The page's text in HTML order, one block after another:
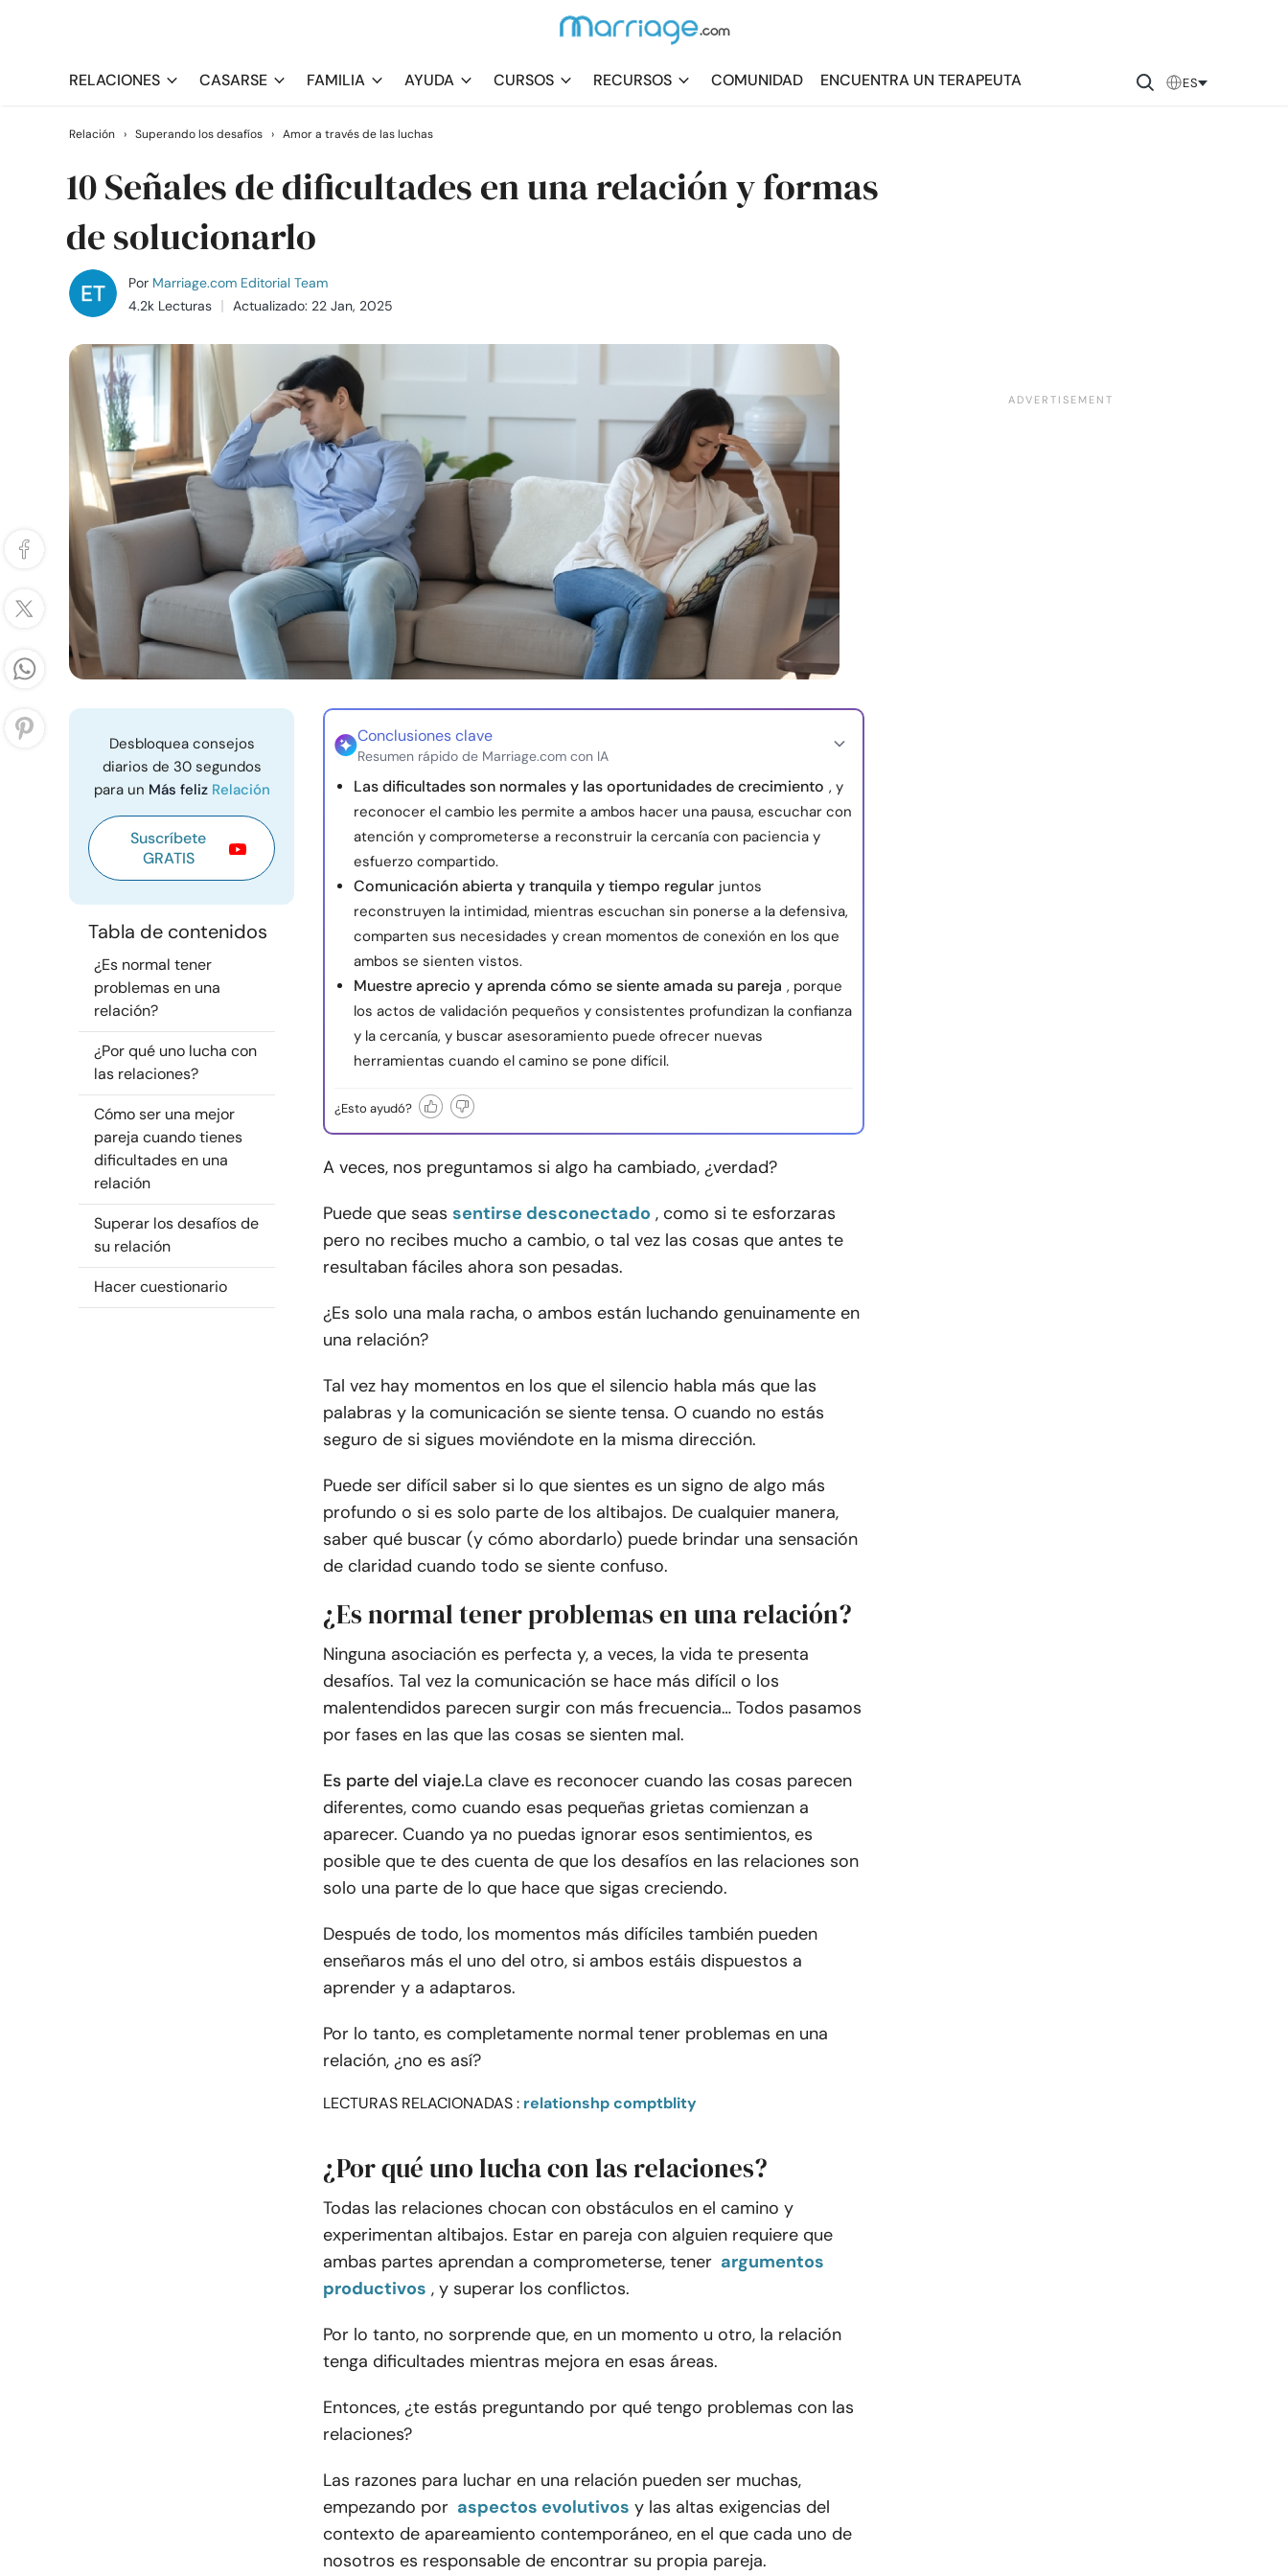
RELACIONES CASARSE FAMILIA AYUDA CURSOS RECURSOS COMUNIDAD ENCUENTRA UN TERAPEUTA ES
Relación › Superando los desafíos › Amor a través de las luchas
10 Señales de dificultades en una relación y formas
de solucionarlo
Por Marriage.com Editorial Team
4.2k Lecturas
Actualizado: 22 Jan, 2025
Desbloquea consejos
diarios de 30 segundos
para un Más feliz Relación
Suscríbete
GRATIS
Tabla de contenidos
¿Es normal tener
problemas en una
relación?
¿Por qué uno lucha con
las relaciones?
Cómo ser una mejor
pareja cuando tienes
dificultades en una
relación
Superar los desafíos de
su relación
Hacer cuestionario
Conclusiones clave
Resumen rápido de Marriage.com con IA
Las dificultades son normales y las oportunidades de crecimiento , y
reconocer el cambio les permite a ambos hacer una pausa, escuchar con
atención y comprometerse a reconstruir la cercanía con paciencia y
esfuerzo compartido.
Comunicación abierta y tranquila y tiempo regular juntos
reconstruyen la intimidad, mientras escuchan sin ponerse a la defensiva,
comparten sus necesidades y crean momentos de conexión en los que
ambos se sienten vistos.
Muestre aprecio y aprenda cómo se siente amada su pareja , porque
los actos de validación pequeños y consistentes profundizan la confianza
y la cercanía, y buscar asesoramiento puede ofrecer nuevas
herramientas cuando el camino se pone difícil.
¿Esto ayudó?
A veces, nos preguntamos si algo ha cambiado, ¿verdad?
Puede que seas sentirse desconectado , como si te esforzaras
pero no recibes mucho a cambio, o tal vez las cosas que antes te
resultaban fáciles ahora son pesadas.
¿Es solo una mala racha, o ambos están luchando genuinamente en
una relación?
Tal vez hay momentos en los que el silencio habla más que las
palabras y la comunicación se siente tensa. O cuando no estás
seguro de si sigues moviéndote en la misma dirección.
Puede ser difícil saber si lo que sientes es un signo de algo más
profundo o si es solo parte de los altibajos. De cualquier manera,
saber qué buscar (y cómo abordarlo) puede brindar una sensación
de claridad cuando todo se siente confuso.
¿Es normal tener problemas en una relación?
Ninguna asociación es perfecta y, a veces, la vida te presenta
desafíos. Tal vez la comunicación se hace más difícil o los
malentendidos parecen surgir con más frecuencia… Todos pasamos
por fases en las que las cosas se sienten mal.
Es parte del viaje.La clave es reconocer cuando las cosas parecen
diferentes, como cuando esas pequeñas grietas comienzan a
aparecer. Cuando ya no puedas ignorar esos sentimientos, es
posible que te des cuenta de que los desafíos en las relaciones son
solo una parte de lo que hace que sigas creciendo.
Después de todo, los momentos más difíciles también pueden
enseñaros más el uno del otro, si ambos estáis dispuestos a
aprender y a adaptaros.
Por lo tanto, es completamente normal tener problemas en una
relación, ¿no es así?
LECTURAS RELACIONADAS : relationshp comptblity
¿Por qué uno lucha con las relaciones?
Todas las relaciones chocan con obstáculos en el camino y
experimentan altibajos. Estar en pareja con alguien requiere que
ambas partes aprendan a comprometerse, tener argumentos
productivos , y superar los conflictos.
Por lo tanto, no sorprende que, en un momento u otro, la relación
tenga dificultades mientras mejora en esas áreas.
Entonces, ¿te estás preguntando por qué tengo problemas con las
relaciones?
Las razones para luchar en una relación pueden ser muchas,
empezando por aspectos evolutivos y las altas exigencias del
contexto de apareamiento contemporáneo, en el que cada uno de
nosotros es responsable de encontrar su propia pareja.